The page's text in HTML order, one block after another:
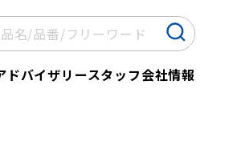
ドバイザリースタッフ会社情報